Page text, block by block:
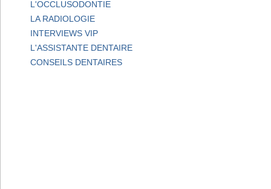
L'OCCLUSODONTIE
LA RADIOLOGIE
INTERVIEWS VIP
L'ASSISTANTE DENTAIRE
CONSEILS DENTAIRES